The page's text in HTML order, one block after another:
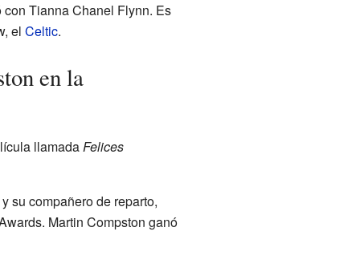
Tianna Chanel Flynn. Es
el Celtic.
en la
llamadaFelices
su compañero de reparto,
Martin Compston ganó